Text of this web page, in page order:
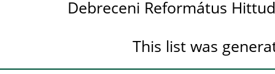
Debreceni Református
This list was